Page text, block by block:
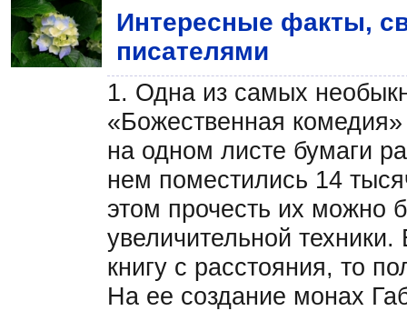
Интересные факты,
писателями
1. Одна из самых
«Божественная
на одном листе бумаги
нем поместились 14
этом прочесть их можно
увеличительной
книгу с расстояния, то
На ее создание монах